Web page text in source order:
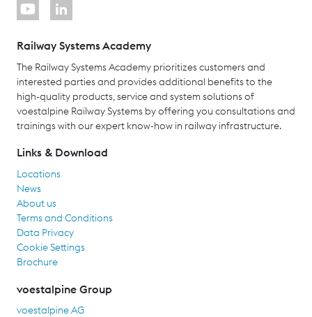
Railway Systems Academy
The Railway Systems Academy prioritizes customers and
interested parties and provides additional benefits to the
high-quality products, service and system solutions of
voestalpine Railway Systems by offering you consultations and
trainings with our expert know-how in railway infrastructure.
Links & Download
Locations
News
About us
Terms and Conditions
Data Privacy
Cookie Settings
Brochure
voestalpine Group
voestalpine AG